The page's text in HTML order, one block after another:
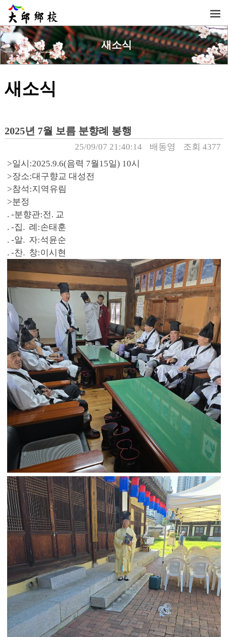
새소식
새소식
2025년 7월 보름 분향례 봉행
25/09/07 21:40:14 배동영
조회 4377
>일시:2025.9.6(음력 7월15일) 10시
>장소:대구향교 대성전
>참석:지역유림
>분정
. -분향관:전. 교
. -집. 례:손태훈
. -알. 자:석윤순
. -찬. 창:이시현